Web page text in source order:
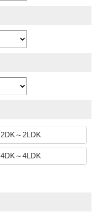
2DK～2LDK
4DK～4LDK